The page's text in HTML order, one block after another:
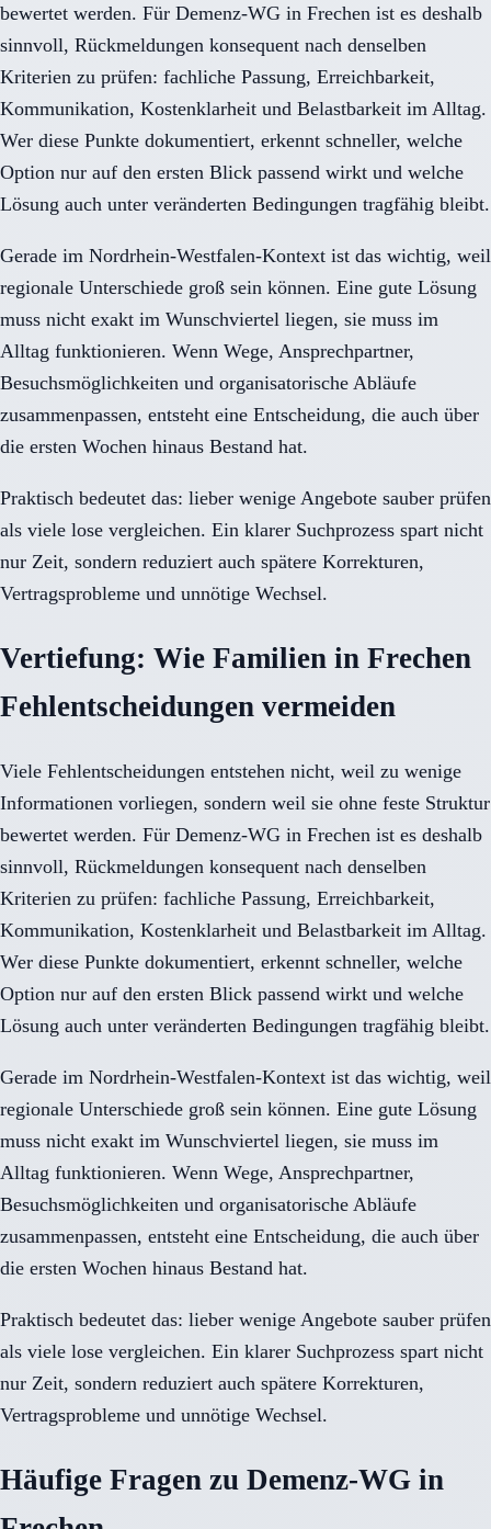
bewertet werden. Für Demenz-WG in Frechen ist es deshalb
sinnvoll, Rückmeldungen konsequent nach denselben
Kriterien zu prüfen: fachliche Passung, Erreichbarkeit,
Kommunikation, Kostenklarheit und Belastbarkeit im Alltag.
Wer diese Punkte dokumentiert, erkennt schneller, welche
Option nur auf den ersten Blick passend wirkt und welche
Lösung auch unter veränderten Bedingungen tragfähig bleibt.
Gerade im Nordrhein-Westfalen-Kontext ist das wichtig, weil
regionale Unterschiede groß sein können. Eine gute Lösung
muss nicht exakt im Wunschviertel liegen, sie muss im
Alltag funktionieren. Wenn Wege, Ansprechpartner,
Besuchsmöglichkeiten und organisatorische Abläufe
zusammenpassen, entsteht eine Entscheidung, die auch über
die ersten Wochen hinaus Bestand hat.
Praktisch bedeutet das: lieber wenige Angebote sauber prüfen
als viele lose vergleichen. Ein klarer Suchprozess spart nicht
nur Zeit, sondern reduziert auch spätere Korrekturen,
Vertragsprobleme und unnötige Wechsel.
Vertiefung: Wie Familien in Frechen
Fehlentscheidungen vermeiden
Viele Fehlentscheidungen entstehen nicht, weil zu wenige
Informationen vorliegen, sondern weil sie ohne feste Struktur
bewertet werden. Für Demenz-WG in Frechen ist es deshalb
sinnvoll, Rückmeldungen konsequent nach denselben
Kriterien zu prüfen: fachliche Passung, Erreichbarkeit,
Kommunikation, Kostenklarheit und Belastbarkeit im Alltag.
Wer diese Punkte dokumentiert, erkennt schneller, welche
Option nur auf den ersten Blick passend wirkt und welche
Lösung auch unter veränderten Bedingungen tragfähig bleibt.
Gerade im Nordrhein-Westfalen-Kontext ist das wichtig, weil
regionale Unterschiede groß sein können. Eine gute Lösung
muss nicht exakt im Wunschviertel liegen, sie muss im
Alltag funktionieren. Wenn Wege, Ansprechpartner,
Besuchsmöglichkeiten und organisatorische Abläufe
zusammenpassen, entsteht eine Entscheidung, die auch über
die ersten Wochen hinaus Bestand hat.
Praktisch bedeutet das: lieber wenige Angebote sauber prüfen
als viele lose vergleichen. Ein klarer Suchprozess spart nicht
nur Zeit, sondern reduziert auch spätere Korrekturen,
Vertragsprobleme und unnötige Wechsel.
Häufige Fragen zu Demenz-WG in